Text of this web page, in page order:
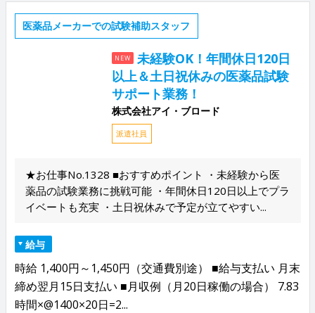
医薬品メーカーでの試験補助スタッフ
NEW
未経験OK！年間休日120日
以上＆土日祝休みの医薬品試験
サポート業務！
株式会社アイ・ブロード
派遣社員
★お仕事No.1328 ■おすすめポイント ・未経験から医
薬品の試験業務に挑戦可能 ・年間休日120日以上でプラ
イベートも充実 ・土日祝休みで予定が立てやすい...
給与
時給 1,400円～1,450円（交通費別途） ■給与支払い 月末
締め翌月15日支払い ■月収例（月20日稼働の場合） 7.83
時間×@1400×20日=2...